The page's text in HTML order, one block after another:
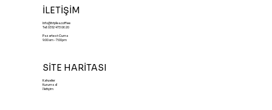
İLETİŞİM
Info@triplea.coffee
Tel: 0312 473 06 20
Pazartesi-Cuma
9:00am - 7:00pm
SİTE HARİTASI
Kahveler
Kurumsal
İletişim